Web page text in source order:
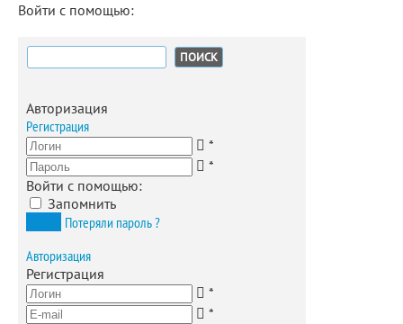
Войти с помощью:
Найти:
Авторизация
Регистрация
*
*
Войти с помощью:
Запомнить
Потеряли пароль ?
Авторизация
Регистрация
*
*